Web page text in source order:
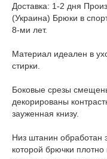
Доставка: 1-2 дня
(Украина) Брюки в
8-ми лет.
Материал идеален в
стирки.
Боковые срезы
декорированы
зауженная книзу.
Низ штанин обработан
которой брючки